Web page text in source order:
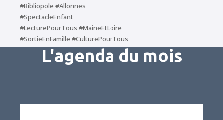
#Bibliopole #Allonnes
#SpectacleEnfant
#LecturePourTous #MaineEtLoire
#SortieEnFamille #CulturePourTous
L'agenda du mois